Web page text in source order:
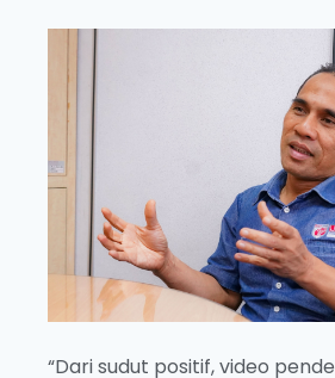
“Dari sudut positif, video